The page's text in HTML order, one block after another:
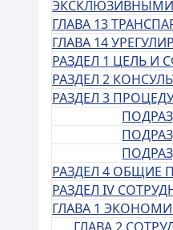
ГЛАВА 13
ГЛАВА 14
РАЗДЕЛ 1 ЦЕЛЬ И
РАЗДЕЛ 2
РАЗДЕЛ 3
РАЗДЕЛ 4 ОБЩИЕ
РАЗДЕЛ IV
ГЛАВА 1